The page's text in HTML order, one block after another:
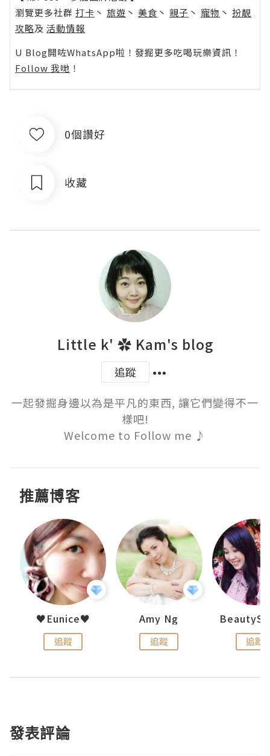
瀏覽更多社群 打卡 丶 旅遊 丶 美食 丶 親子 丶 寵物 丶 扮靚
攻略及 活動情報
U Blog開咗WhatsApp啦！發掘更多吃喝玩樂資訊！
Follow 我哋 ！
0個讚好
收藏
Little k' ✿ Kam's blog
追蹤
一起發掘身邊以為是平凡的東西, 讓它們變得不一
樣吧!
Welcome to Follow me ♪
推薦博客
♥Eunice♥
追蹤
Amy Ng
追蹤 追蹤
發表評論